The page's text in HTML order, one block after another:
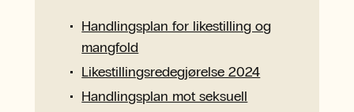
Handlingsplan for likestilling og
mangfold
Likestillingsredegjørelse 2024
Handlingsplan mot seksuell